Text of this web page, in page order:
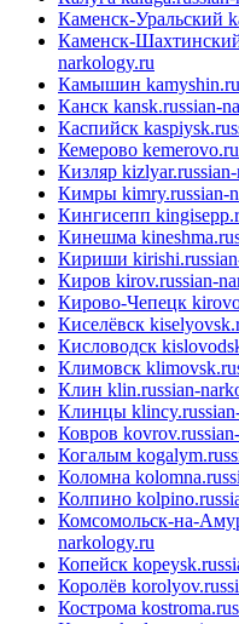
Каменск-Уральский
Каменск-
narkology.ru
Камышин
Канск kansk.russian-
Каспийск
Кемерово
Кизляр
Кимры kimry.russian-
Кингисепп
Кинешма
Кириши
Киров kirov.russian-
Кирово-Чепецк
Киселёвск
Кисловодск
Климовск
Клин klin.russian-
Клинцы
Ковров
Когалым
Коломна
Колпино
Комсомольск-на-
narkology.ru
Копейск
Королёв
Кострома